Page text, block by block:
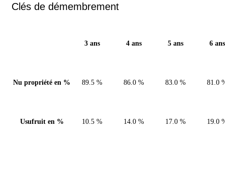
Clés de démembrement
3 ans 4 ans 5 ans 6 ans
Nu propriété en % 89.5 % 86.0 % 83.0 % 81.0
Usufruit en % 10.5 % 14.0 % 17.0 % 19.0